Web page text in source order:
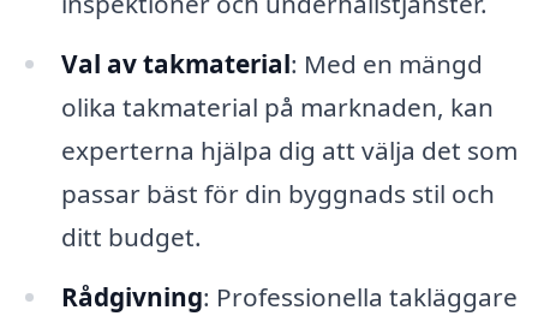
Val av takmaterial: Med en mängd
olika takmaterial på marknaden, kan
experterna hjälpa dig att välja det som
passar bäst för din byggnads stil och
ditt budget.
Rådgivning: Professionella takläggare